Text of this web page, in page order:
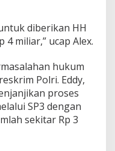
diberikan HH
4 miliar,” ucap Alex.
hukum
Polri. Eddy,
proses
SP3 dengan
sekitar Rp 3